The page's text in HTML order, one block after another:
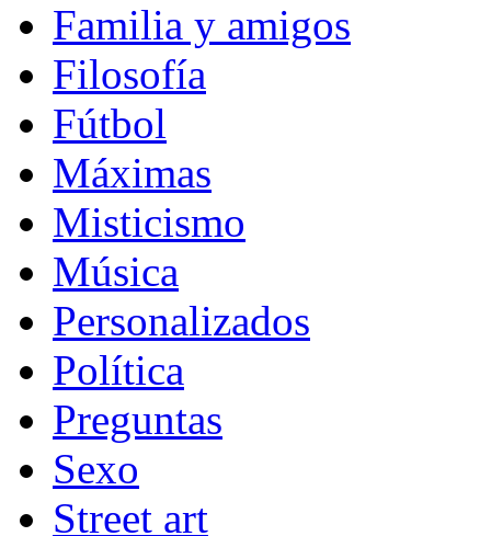
Familia y amigos
Filosofía
Fútbol
Máximas
Misticismo
Música
Personalizados
Política
Preguntas
Sexo
Street art